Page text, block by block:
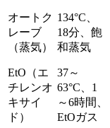
オートク
レーブ
（蒸気）
134°C、
18分、飽
和蒸気
EtO（エ
チレンオ
キサイ
ド）
37～
63°C、1
～6時間、
EtOガス